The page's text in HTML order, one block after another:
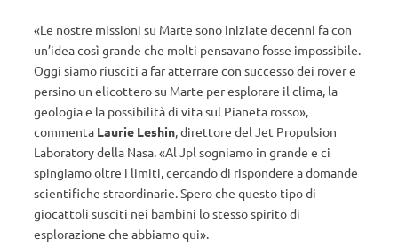
«Le nostre missioni su Marte sono iniziate decenni fa con
un’idea così grande che molti pensavano fosse impossibile.
Oggi siamo riusciti a far atterrare con successo dei rover e
persino un elicottero su Marte per esplorare il clima, la
geologia e la possibilità di vita sul Pianeta rosso»,
commenta Laurie Leshin, direttore del Jet Propulsion
Laboratory della Nasa. «Al Jpl sogniamo in grande e ci
spingiamo oltre i limiti, cercando di rispondere a domande
scientifiche straordinarie. Spero che questo tipo di
giocattoli susciti nei bambini lo stesso spirito di
esplorazione che abbiamo qui».